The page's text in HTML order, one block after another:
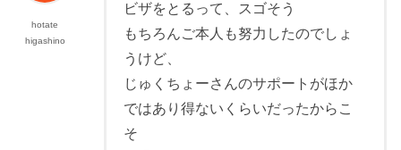
hotate
higashino
ビザをとるって、スゴそう
もちろんご本人も努力したのでしょ
うけど、
じゅくちょーさんのサポートがほか
ではあり得ないくらいだったからこ
そ